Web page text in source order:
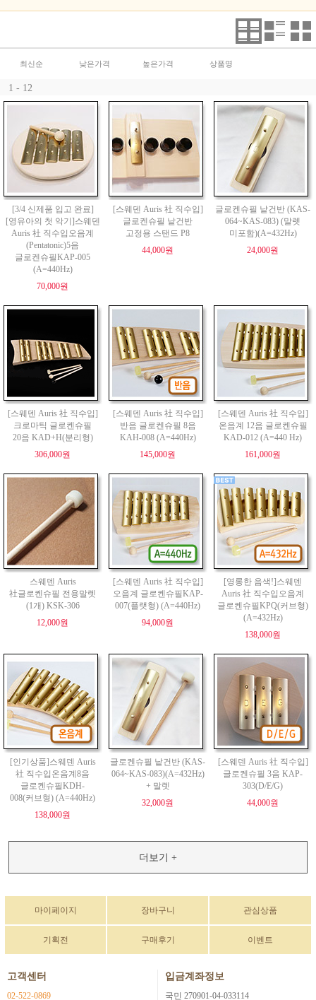
최신순 낮은가격 높은가격 상품명
1 - 12
[3/4 신제품 입고 완료]
[영유아의 첫 악기]스웨덴
Auris 社 직수입오음계
(Pentatonic)5음
글로켄슈필KAP-005
(A=440Hz)
70,000원
[스웨덴 Auris 社 직수입]
글로켄슈필 낱건반
고정용 스탠드 P8
44,000원
글로켄슈필 낱건반 (KAS-
064~KAS-083) (말렛
미포함)(A=432Hz)
24,000원
[스웨덴 Auris 社 직수입]
크로마틱 글로켄슈필
20음 KAD+H(분리형)
306,000원
[스웨덴 Auris 社 직수입]
반음 글로켄슈필 8음
KAH-008 (A=440Hz)
145,000원
[스웨덴 Auris 社 직수입]
온음계 12음 글로켄슈필
KAD-012 (A=440 Hz)
161,000원
스웨덴 Auris
社글로켄슈필 전용말렛
(1개) KSK-306
12,000원
[스웨덴 Auris 社 직수입]
오음계 글로켄슈필KAP-
007(플랫형) (A=440Hz)
94,000원
[영롱한 음색!]스웨덴
Auris 社 직수입오음계
글로켄슈필KPQ(커브형)
(A=432Hz)
138,000원
[인기상품]스웨덴 Auris
社 직수입온음계8음
글로켄슈필KDH-
008(커브형) (A=440Hz)
138,000원
글로켄슈필 낱건반 (KAS-
064~KAS-083)(A=432Hz)
+ 말렛
32,000원
[스웨덴 Auris 社 직수입]
글로켄슈필 3음 KAP-
303(D/E/G)
44,000원
더보기 +
마이페이지 장바구니 관심상품
기획전 구매후기 이벤트
고객센터
02-522-0869
입금계좌정보
국민 270901-04-033114